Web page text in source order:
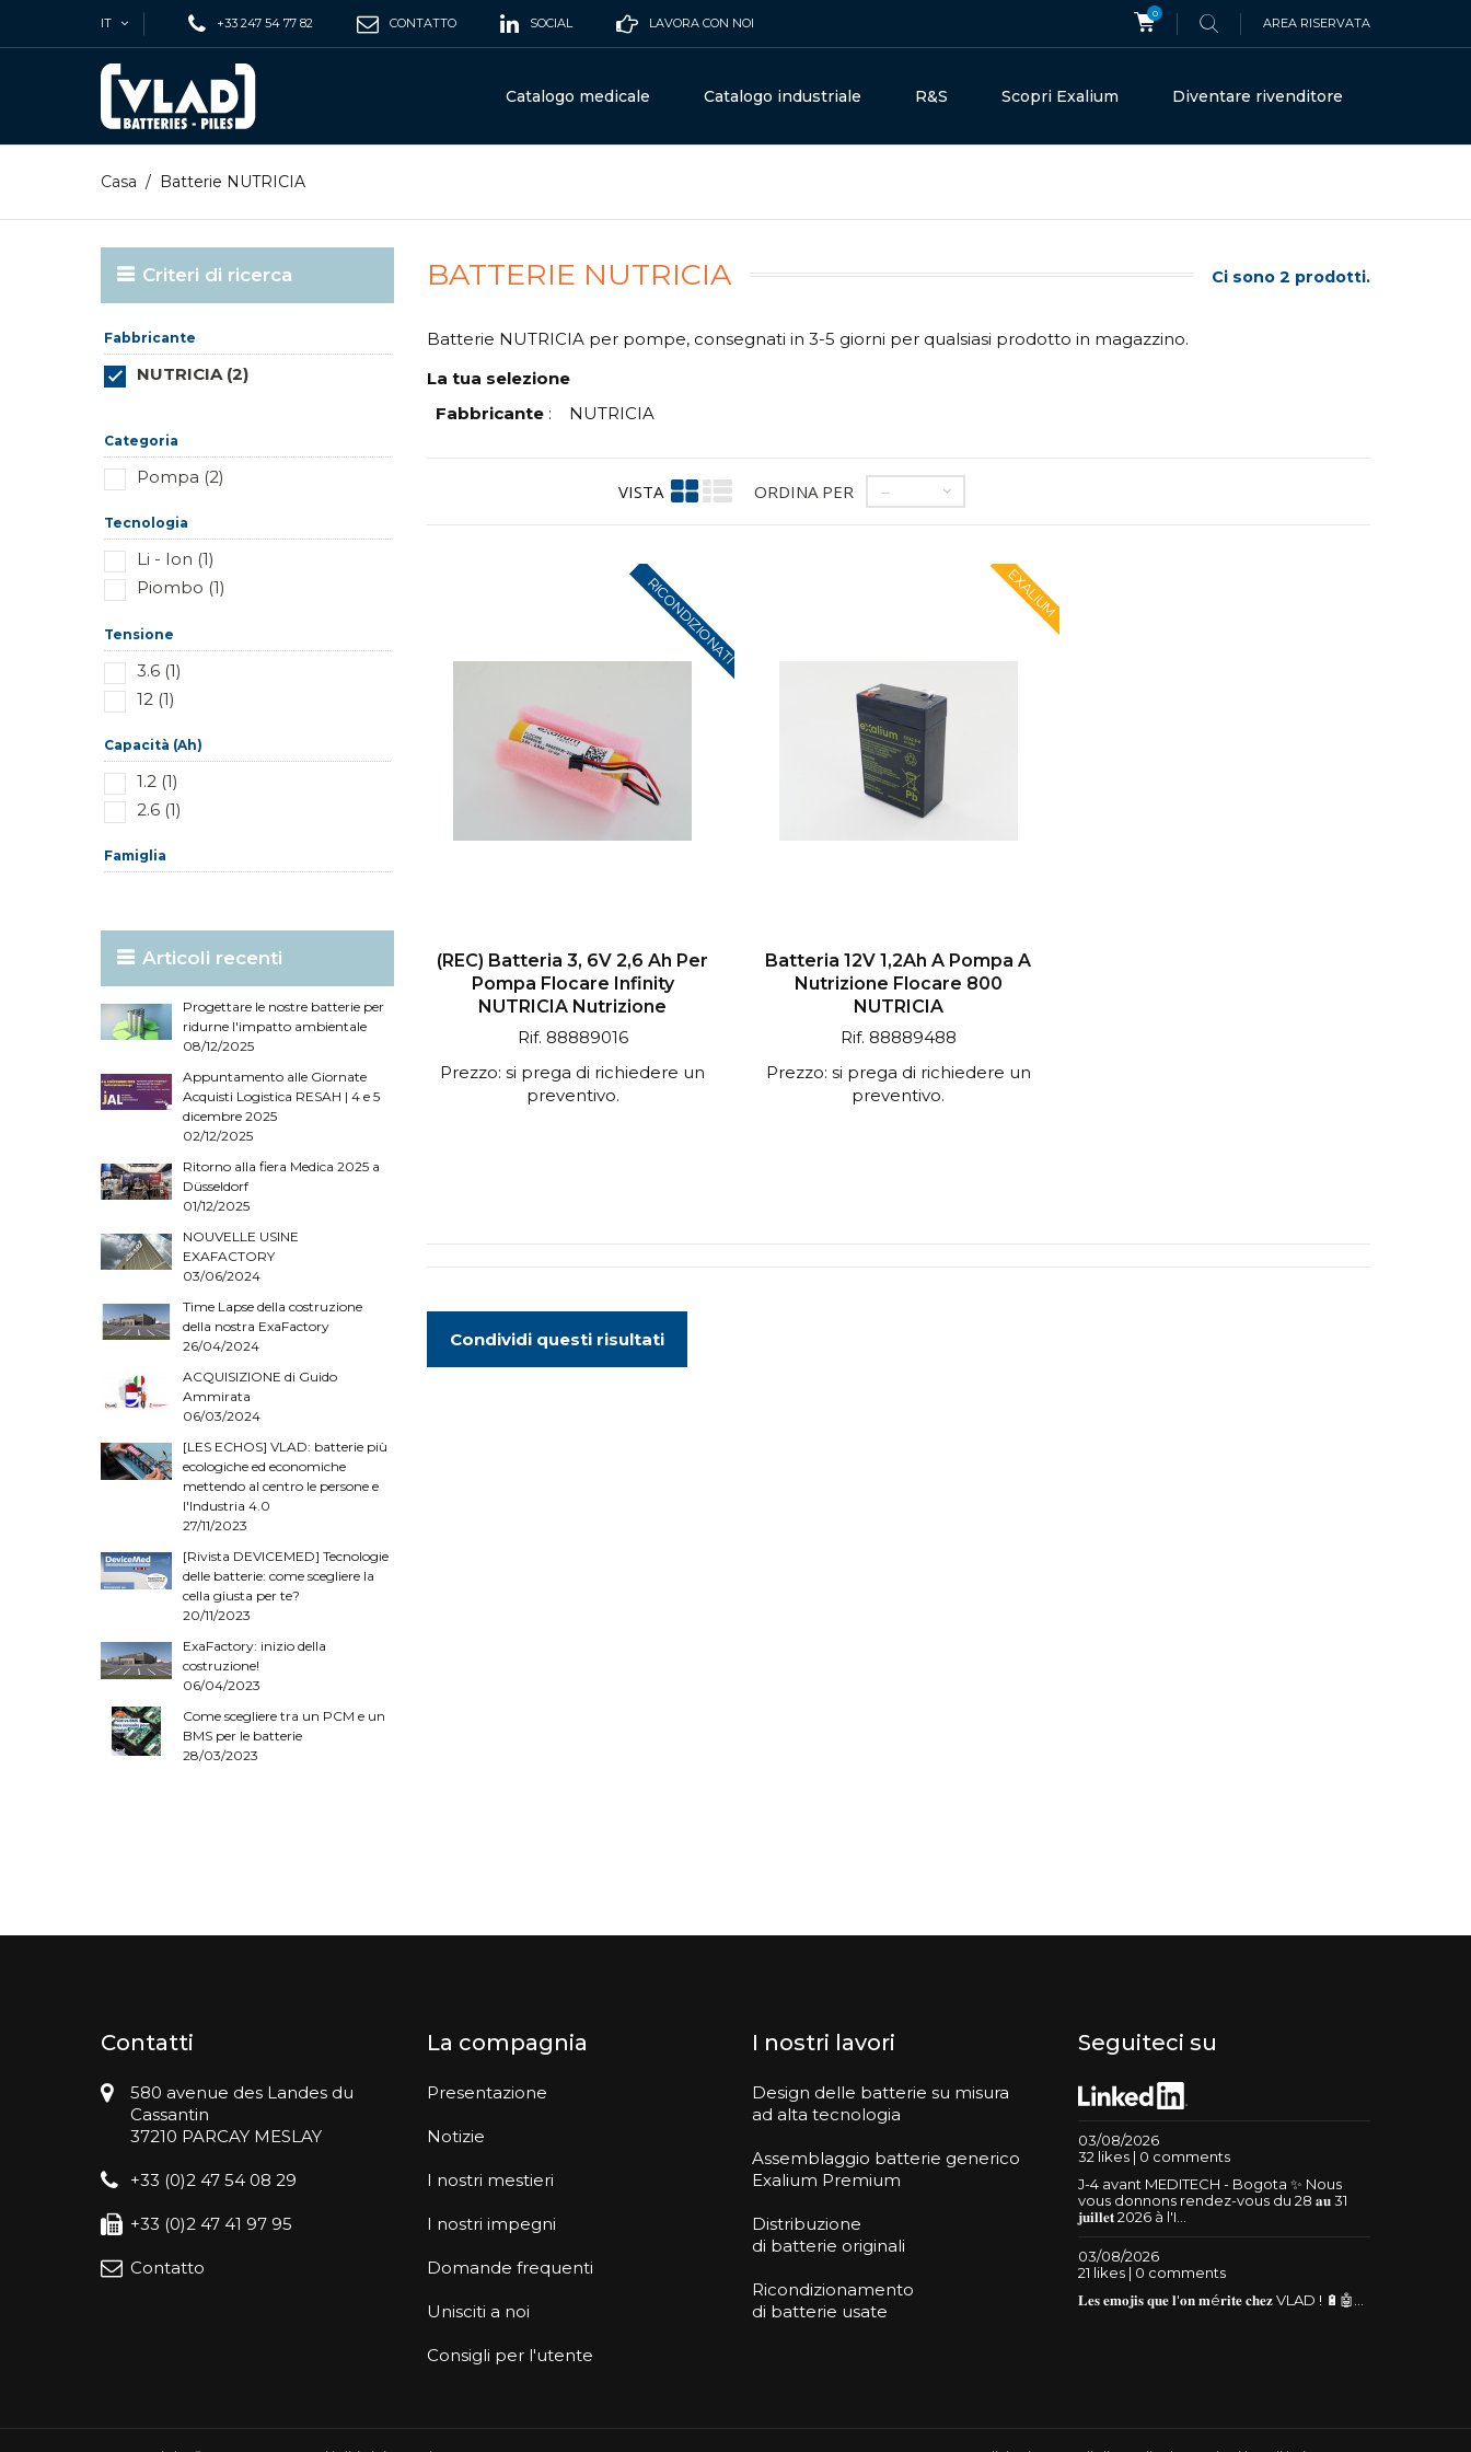
IT +33 247 54 77 82 CONTATTO SOCIAL LAVORA CON NOI
0
AREA RISERVATA
Catalogo medicale Catalogo industriale R&S Scopri Exalium Diventare rivenditore
Casa / Batterie NUTRICIA
Criteri di ricerca
Fabbricante
NUTRICIA (2)
Categoria
Pompa (2)
Tecnologia
Li - Ion (1)
Piombo (1)
Tensione
3.6 (1)
12 (1)
Capacità (Ah)
1.2 (1)
2.6 (1)
Famiglia
Articoli recenti
Progettare le nostre batterie per
ridurne l'impatto ambientale
08/12/2025
Appuntamento alle Giornate
Acquisti Logistica RESAH | 4 e 5
dicembre 2025
02/12/2025
Ritorno alla fiera Medica 2025 a
Düsseldorf
01/12/2025
NOUVELLE USINE
EXAFACTORY
03/06/2024
Time Lapse della costruzione
della nostra ExaFactory
26/04/2024
ACQUISIZIONE di Guido
Ammirata
06/03/2024
[LES ECHOS] VLAD: batterie più
ecologiche ed economiche
mettendo al centro le persone e
l'Industria 4.0
27/11/2023
[Rivista DEVICEMED] Tecnologie
delle batterie: come scegliere la
cella giusta per te?
20/11/2023
ExaFactory: inizio della
costruzione!
06/04/2023
Come scegliere tra un PCM e un
BMS per le batterie
28/03/2023
BATTERIE NUTRICIA Ci sono 2 prodotti.
Batterie NUTRICIA per pompe, consegnati in 3-5 giorni per qualsiasi prodotto in magazzino.
La tua selezione
Fabbricante: NUTRICIA
VISTA ORDINA PER --
RICONDIZIONATI
(REC) Batteria 3, 6V 2,6 Ah Per
Pompa Flocare Infinity
NUTRICIA Nutrizione
Rif. 88889016
Prezzo: si prega di richiedere un
preventivo.
EXALIUM
Batteria 12V 1,2Ah A Pompa A
Nutrizione Flocare 800
NUTRICIA
Rif. 88889488
Prezzo: si prega di richiedere un
preventivo.
Condividi questi risultati
Contatti
580 avenue des Landes du
Cassantin
37210 PARCAY MESLAY
+33 (0)2 47 54 08 29
+33 (0)2 47 41 97 95
Contatto
La compagnia
Presentazione
Notizie
I nostri mestieri
I nostri impegni
Domande frequenti
Unisciti a noi
Consigli per l'utente
I nostri lavori
Design delle batterie su misura
ad alta tecnologia
Assemblaggio batterie generico
Exalium Premium
Distribuzione
di batterie originali
Ricondizionamento
di batterie usate
Seguiteci su
03/08/2026
32 likes | 0 comments
J-4 avant MEDITECH - Bogota ✨ Nous
vous donnons rendez-vous du 28 𝐚𝐮 31
𝐣𝐮𝐢𝐥𝐥𝐞𝐭 2026 à l'I...
03/08/2026
21 likes | 0 comments
𝐋𝐞𝐬 𝐞𝐦𝐨𝐣𝐢𝐬 𝐪𝐮𝐞 𝐥'𝐨𝐧 𝐦é𝐫𝐢𝐭𝐞 𝐜𝐡𝐞𝐳 VLAD ! 🔋🤖...